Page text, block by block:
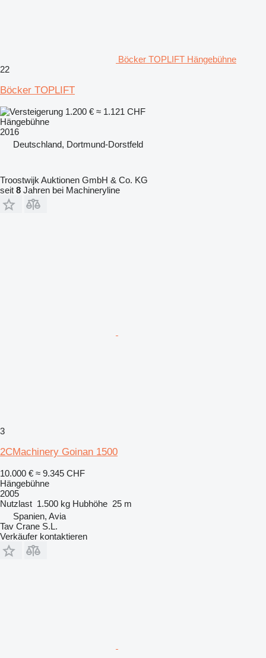
Böcker TOPLIFT Hängebühne
22
Böcker TOPLIFT
1.200 € ≈ 1.121 CHF
Hängebühne
2016
Deutschland, Dortmund-Dorstfeld
Troostwijk Auktionen GmbH & Co. KG
seit 8 Jahren bei Machineryline
3
2CMachinery Goinan 1500
10.000 € ≈ 9.345 CHF
Hängebühne
2005
Nutzlast 1.500 kg Hubhöhe 25 m
Spanien, Avia
Tav Crane S.L.
Verkäufer kontaktieren